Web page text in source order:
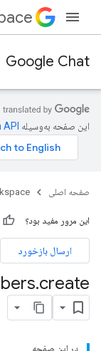
Google Chat
این صفحه به‌وسیله
صفحه اصلی
این مرور مفید بود؟
ارسال بازخورد
.create
در این صفحه